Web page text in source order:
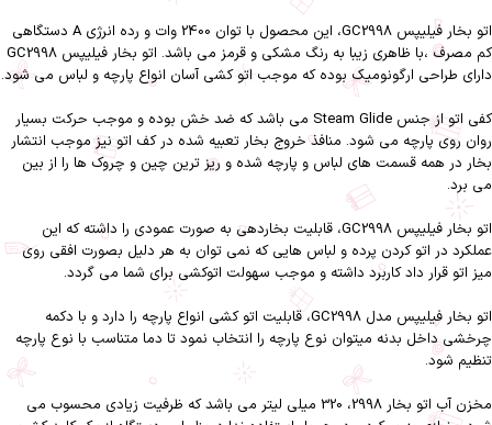
اتو بخار فیلیپس GC2998، این محصول با توان 2400 وات و رده انرژی A دستگاهی
کم مصرف ،با ظاهری زیبا به رنگ مشکی و قرمز می باشد. اتو بخار فیلیپس GC2998
دارای طراحی ارگونومیک بوده که موجب اتو کشی آسان انواع پارچه و لباس می شود.
کفی اتو از جنس Steam Glide می باشد که ضد خش بوده و موجب حرکت بسیار
روان روی پارچه می شود. منافذ خروج بخار تعبیه شده در کف اتو نیز موجب انتشار
بخار در همه قسمت های لباس و پارچه شده و ریز ترین چین و چروک ها را از بین
می برد.
اتو بخار فیلیپس GC2998، قابلیت بخاردهی به صورت عمودی را داشته که این
عملکرد در اتو کردن پرده و لباس هایی که نمی توان به هر دلیل بصورت افقی روی
میز اتو قرار داد کاربرد داشته و موجب سهولت اتوکشی برای شما می گردد.
اتو بخار فیلیپس مدل GC2998، قابلیت اتو کشی انواع پارچه را دارد و با دکمه
چرخشی داخل بدنه میتوان نوع پارچه را انتخاب نمود تا دما متناسب با نوع پارچه
تنظیم شود.
مخزن آب اتو بخار 2998، 320 میلی لیتر می باشد که ظرفیت زیادی محسوب می